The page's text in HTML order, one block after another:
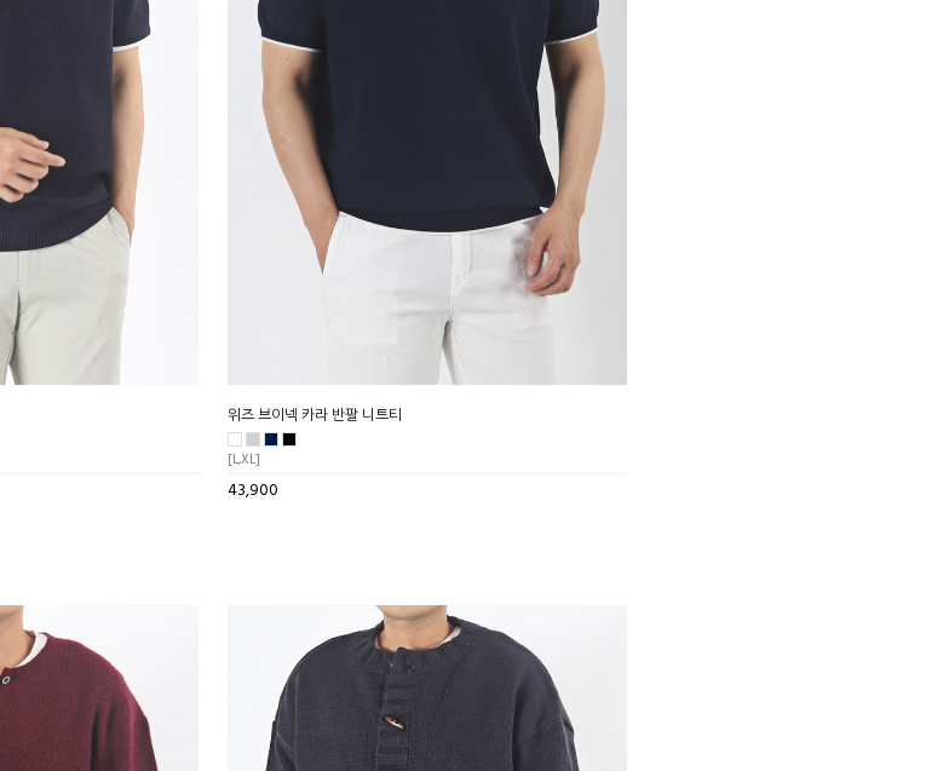
위즈 브이넥 카라 반팔 니트티
[L,XL]
43,900